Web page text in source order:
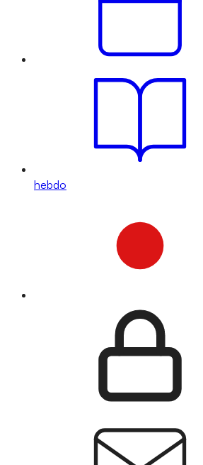
hebdo